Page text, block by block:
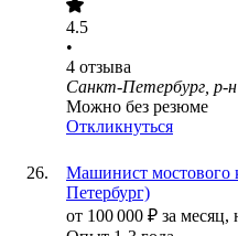
4.5
•
4 отзыва
Санкт-Петербург, р-н
Можно без резюме
Откликнуться
Машинист мостового
Петербург)
от 100 000 ₽ за месяц,